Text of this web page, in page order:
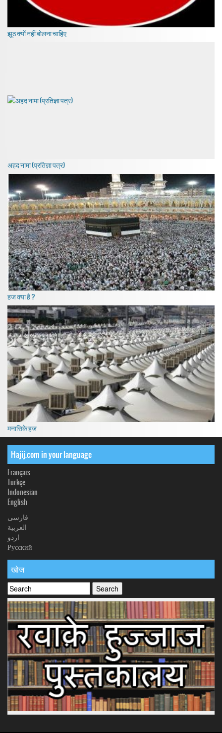
झूठ क्यों नहीं बोलना चाहिए
अहद नामा (प्रतिज्ञा पत्र)
हज क्या है ?
मनासिके हज
Hajij.com in your language
Français
Türkçe
Indonesian
English
فارسی
العربیة
اردو
Русский
खोज